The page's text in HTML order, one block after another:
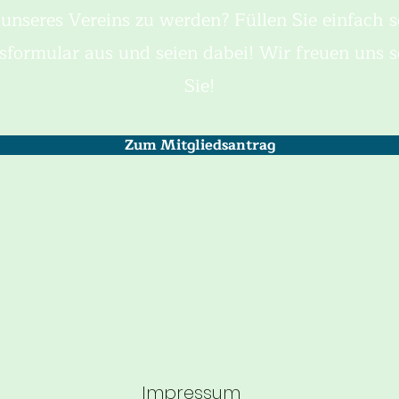
Vereins zu werden? Füllen Sie einfach
aus und seien dabei! Wir freuen uns
Sie!
Zum Mitgliedsantrag
Impressum